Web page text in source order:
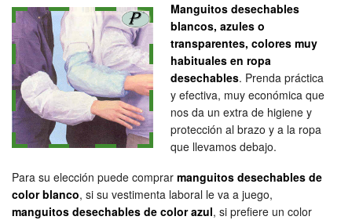
Manguitos desechables
blancos, azules o
transparentes, colores muy
habituales en ropa
desechables. Prenda práctica
y efectiva, muy económica que
nos da un extra de higiene y
protección al brazo y a la ropa
que llevamos debajo.
Para su elección puede comprar manguitos desechables de
color blanco, si su vestimenta laboral le va a juego,
manguitos desechables de color azul, si prefiere un color